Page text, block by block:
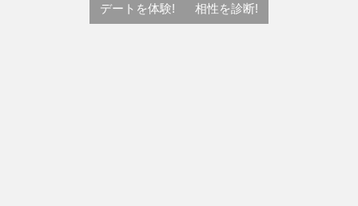
デートを体験!
相性を診断!